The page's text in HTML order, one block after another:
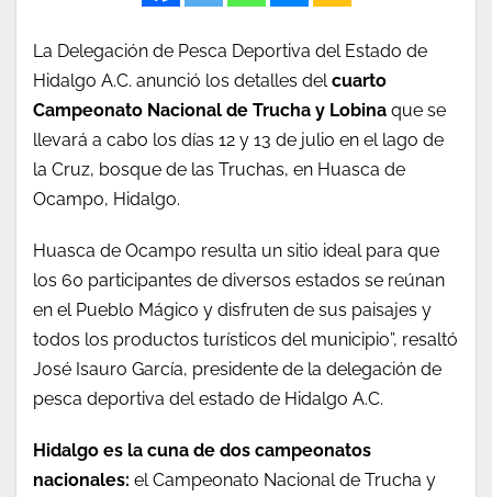
La Delegación de Pesca Deportiva del Estado de
Hidalgo A.C. anunció los detalles del cuarto
Campeonato Nacional de Trucha y Lobina que se
llevará a cabo los días 12 y 13 de julio en el lago de
la Cruz, bosque de las Truchas, en Huasca de
Ocampo, Hidalgo.
Huasca de Ocampo resulta un sitio ideal para que
los 60 participantes de diversos estados se reúnan
en el Pueblo Mágico y disfruten de sus paisajes y
todos los productos turísticos del municipio”, resaltó
José Isauro García, presidente de la delegación de
pesca deportiva del estado de Hidalgo A.C.
Hidalgo es la cuna de dos campeonatos
nacionales: el Campeonato Nacional de Trucha y